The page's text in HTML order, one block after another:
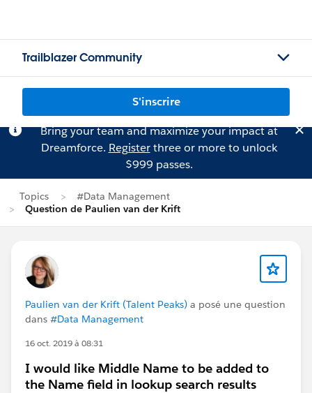
Trailblazer Community
S'inscrire
Bring your team and maximize your impact at
Dreamforce. Registerthree or more to unlock
$999 passes.
Topics
#Data Management
Question de Paulien van der Krift
Paulien van der Krift (Talent Peaks) a posé une question
dans #Data Management
16 oct. 2019 à 08:31
I would like Middle Name to be added to
the Name field in lookup search results